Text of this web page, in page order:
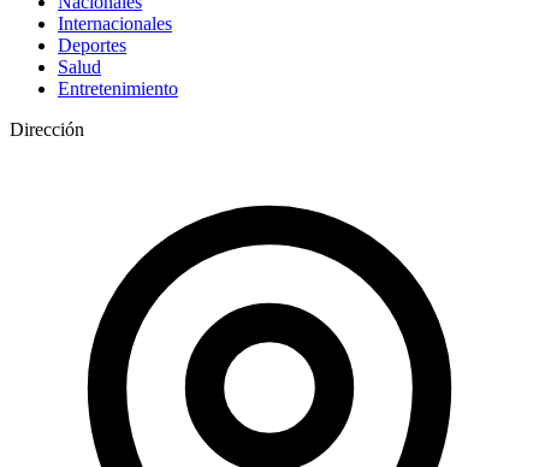
Internacionales
Deportes
Salud
Entretenimiento
Dirección